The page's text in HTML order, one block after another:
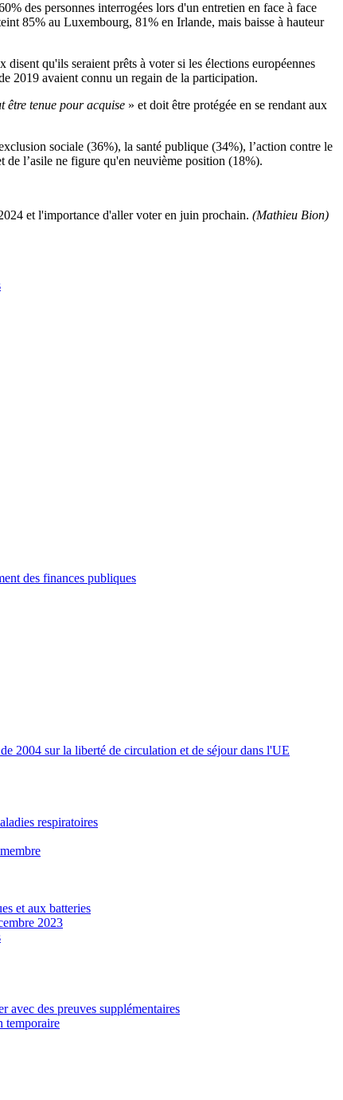
des personnes interrogées lors d'un entretien en face à face
85% au Luxembourg, 81% en Irlande, mais baisse à hauteur
qu'ils seraient prêts à voter si les élections européennes
2019 avaient connu un regain de la participation.
être tenue pour acquise » et doit être protégée en se rendant aux
sociale (36%), la santé publique (34%), l’action contre le
l’asile ne figure qu'en neuvième position (18%).
et l'importance d'aller voter en juin prochain. (Mathieu Bion)
des finances publiques
2004 sur la liberté de circulation et de séjour dans l'UE
respiratoires
et aux batteries
2023
avec des preuves supplémentaires
temporaire